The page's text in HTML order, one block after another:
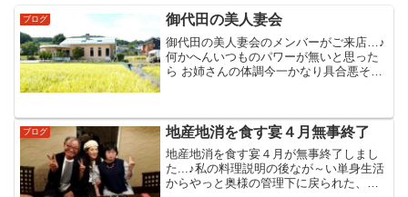
ブログ 御代田の美人妻会
御代田の美人妻会のメンバーがご来店…♪
何かへんいつものパワーが無いと思った
ら お姉さんの体調今一かなり具合悪そう
ますか !?...
ブログ 地産地消を食す宴４月無事終了
地産地消を食す宴４月が無事終了しまし
た...♪︎私の料理説明の後なが～い単身生活
からやっと奥様の管理下に戻られた、丸